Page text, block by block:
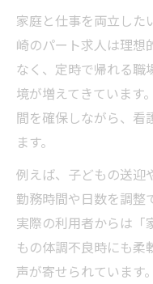
家庭と仕事を両立した
崎のパート求人は理想
なく、定時で帰れる職
境が増えてきています
間を確保しながら、看
ます。
例えば、子どもの送迎
勤務時間や日数を調整
実際の利用者からは「
もの体調不良時にも柔
声が寄せられています